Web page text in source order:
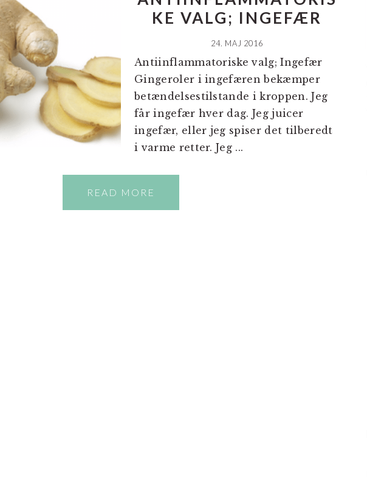
KE VALG; INGEFÆR
24. MAJ 2016
Antiinflammatoriske valg; Ingefær
Gingeroler i ingefæren bekæmper
betændelsestilstande i kroppen. Jeg
får ingefær hver dag. Jeg juicer
ingefær, eller jeg spiser det tilberedt
i varme retter. Jeg ...
READ MORE